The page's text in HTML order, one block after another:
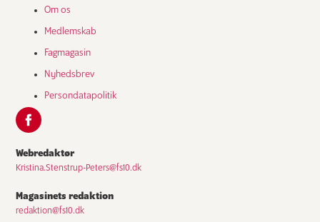
Om os
Medlemskab
Fagmagasin
Nyhedsbrev
Persondatapolitik
Webredaktør
Kristina.Stenstrup-Peters@fs10.dk
Magasinets redaktion
redaktion@fs10.dk